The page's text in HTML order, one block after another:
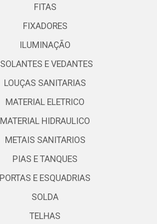
FITAS
FIXADORES
ILUMINAÇÃO
ISOLANTES E VEDANTES
LOUÇAS SANITARIAS
MATERIAL ELETRICO
MATERIAL HIDRAULICO
METAIS SANITARIOS
PIAS E TANQUES
PORTAS E ESQUADRIAS
SOLDA
TELHAS